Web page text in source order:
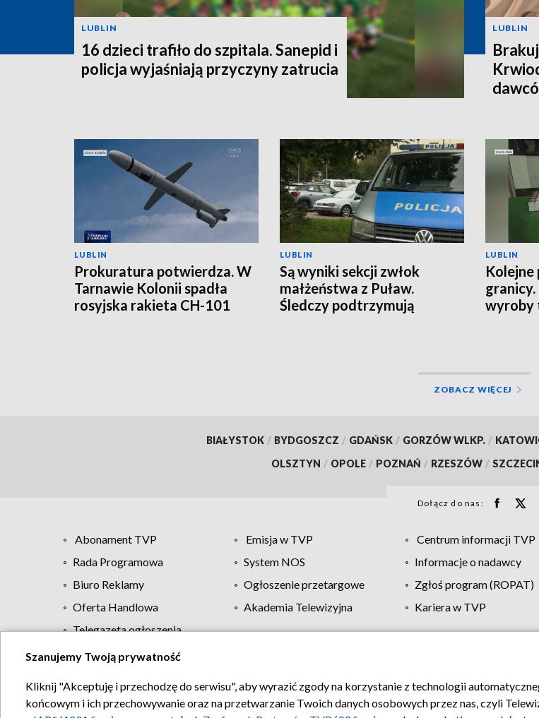
LUBLIN
16 dzieci trafiło do szpitala. Sanepid i
policja wyjaśniają przyczyny zatrucia
LUBLIN
LUBLIN
Prokuratura potwierdza. W
Tarnawie Kolonii spadła
rosyjska rakieta CH-101
LUBLIN
Są wyniki sekcji zwłok
małżeństwa z Puław.
Śledczy podtrzymują
LUBLIN
Kolejne
wyroby
ZOBACZ WIĘCEJ
BIAŁYSTOK / BYDGOSZCZ / GDAŃSK / GORZÓW WLKP. /
OLSZTYN / OPOLE / POZNAŃ / RZESZÓW /
Dołącz do nas:
Abonament TVP Emisja w TVP Centrum informacji TVP
Rada Programowa
System NOS Informacje o nadawcy
Biuro Reklamy
Ogłoszenie przetargowe Zgłoś program (ROPAT)
Oferta Handlowa
Akademia Telewizyjna Kariera w TVP
Telegazeta ogłoszenia
Regulamin TVP Polityka prywatności Moje zgody
Szanujemy Twoją prywatność
Kliknij "Akceptuję i przechodzę do serwisu", aby wyrazić zgody na korzystanie z technologii
końcowym i ich przechowywanie oraz na przetwarzanie Twoich danych osobowych przez nas, czyli